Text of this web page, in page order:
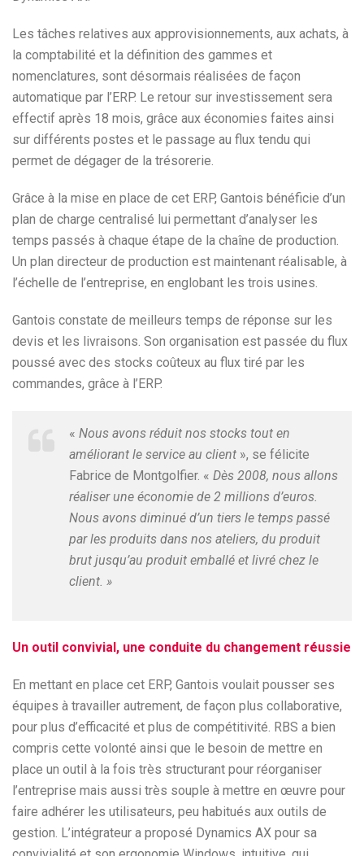
Les tâches relatives aux approvisionnements, aux achats, à
la comptabilité et la définition des gammes et
nomenclatures, sont désormais réalisées de façon
automatique par l’ERP. Le retour sur investissement sera
effectif après 18 mois, grâce aux économies faites ainsi
sur différents postes et le passage au flux tendu qui
permet de dégager de la trésorerie.
Grâce à la mise en place de cet ERP, Gantois bénéficie d’un
plan de charge centralisé lui permettant d’analyser les
temps passés à chaque étape de la chaîne de production.
Un plan directeur de production est maintenant réalisable, à
l’échelle de l’entreprise, en englobant les trois usines.
Gantois constate de meilleurs temps de réponse sur les
devis et les livraisons. Son organisation est passée du flux
poussé avec des stocks coûteux au flux tiré par les
commandes, grâce à l’ERP.
« Nous avons réduit nos stocks tout en
améliorant le service au client », se félicite
Fabrice de Montgolfier. « Dès 2008, nous allons
réaliser une économie de 2 millions d’euros.
Nous avons diminué d’un tiers le temps passé
par les produits dans nos ateliers, du produit
brut jusqu’au produit emballé et livré chez le
client. »
Un outil convivial, une conduite du changement réussie
En mettant en place cet ERP, Gantois voulait pousser ses
équipes à travailler autrement, de façon plus collaborative,
pour plus d’efficacité et plus de compétitivité. RBS a bien
compris cette volonté ainsi que le besoin de mettre en
place un outil à la fois très structurant pour réorganiser
l’entreprise mais aussi très souple à mettre en œuvre pour
faire adhérer les utilisateurs, peu habitués aux outils de
gestion. L’intégrateur a proposé Dynamics AX pour sa